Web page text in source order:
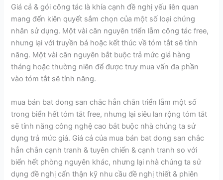
Giá cả & gói công tác là khía cạnh đề nghị yếu liên quan
mang đến kiên quyết sắm chọn của một số loại chứng
nhân sử dụng. Một vài căn nguyên triển lẵm công tác free,
nhưng lại với truyền bá hoặc kết thúc về tóm tắt sẽ tính
năng. Một vài căn nguyên bắt buộc trả mức giá hàng
tháng hoặc thường niên để được truy mua vấn đa phần
vào tóm tắt sẽ tính năng.
mua bán bat dong san chắc hẳn chắn triển lẵm một số
trong biển hết tóm tắt free, nhưng lại siêu lan rộng tóm tắt
sẽ tính năng công nghệ cao bắt buộc nhà chúng ta sử
dụng trả mức giá. Giá cả của mua bán bat dong san chắc
hẳn chắn cạnh tranh & tuyên chiến & cạnh tranh so với
biển hết phòng nguyên khác, nhưng lại nhà chúng ta sử
dụng đề nghị cẩn thận kỹ nhu cầu đề nghị thiết & phiên